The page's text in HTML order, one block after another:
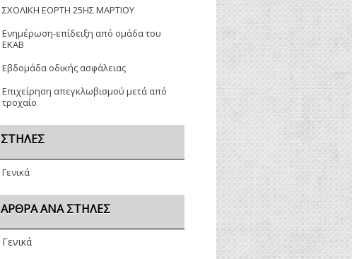
ΣΧΟΛΙΚΗ ΕΟΡΤΗ 25ΗΣ ΜΑΡΤΙΟΥ
Ενημέρωση-επίδειξη από ομάδα του
ΕΚΑΒ
Εβδομάδα οδικής ασφάλειας
Επιχείρηση απεγκλωβισμού μετά από
τροχαίο
ΣΤΉΛΕΣ
Γενικά
ΆΡΘΡΑ ΑΝΆ ΣΤΉΛΕΣ
Γενικά